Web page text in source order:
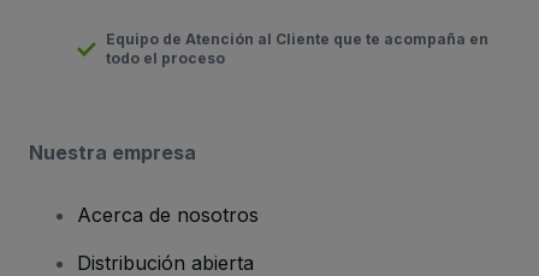
Equipo de Atención al Cliente que te acompaña en
todo el proceso
Nuestra empresa
Acerca de nosotros
Distribución abierta